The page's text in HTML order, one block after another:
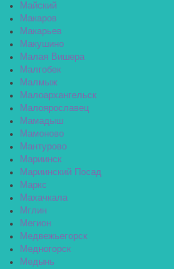
Майский
Макаров
Макарьев
Макушино
Малая Вишера
Малгобек
Малмыж
Малоархангельск
Малоярославец
Мамадыш
Мамоново
Мантурово
Мариинск
Мариинский Посад
Маркс
Махачкала
Мглин
Мегион
Медвежьегорск
Медногорск
Медынь